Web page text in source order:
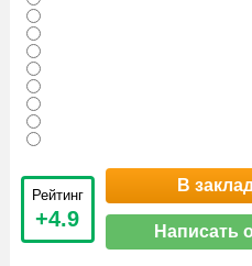
Рейтинг
+4.9
В
Написать